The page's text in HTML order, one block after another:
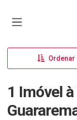
Ordenar
1 Imóvel